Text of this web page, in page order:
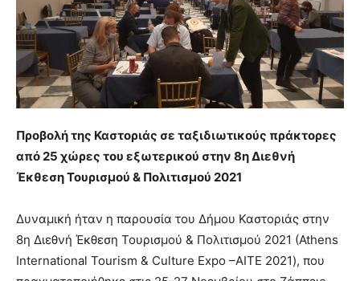
Προβολή της Καστοριάς σε ταξιδιωτικούς πράκτορες
από 25 χώρες του εξωτερικού στην 8η Διεθνή
Έκθεση Τουρισμού & Πολιτισμού 2021
Δυναμική ήταν η παρουσία του Δήμου Καστοριάς στην
8η Διεθνή Έκθεση Τουρισμού & Πολιτισμού 2021 (Athens
International Tourism & Culture Expo –AITE 2021), που